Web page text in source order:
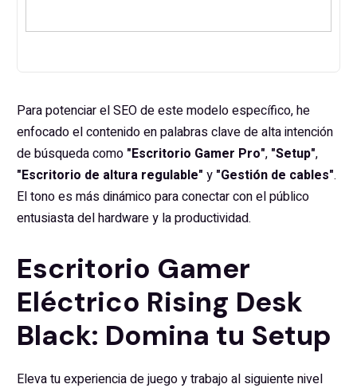
Para potenciar el SEO de este modelo específico, he
enfocado el contenido en palabras clave de alta intención
de búsqueda como "Escritorio Gamer Pro", "Setup",
"Escritorio de altura regulable" y "Gestión de cables".
El tono es más dinámico para conectar con el público
entusiasta del hardware y la productividad.
Escritorio Gamer
Eléctrico Rising Desk
Black: Domina tu Setup
Eleva tu experiencia de juego y trabajo al siguiente nivel